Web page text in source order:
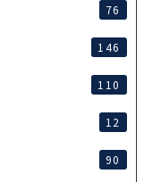
76
146
110
12
90